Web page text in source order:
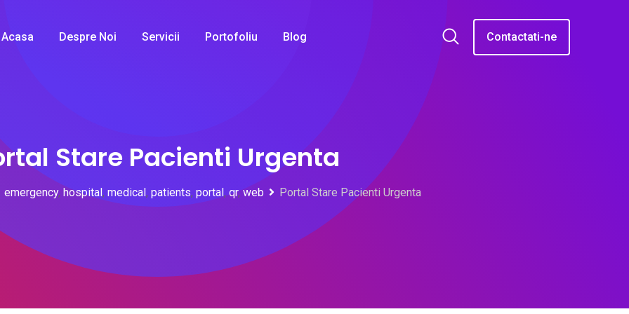
Acasa Despre Noi Servicii Portofoliu Blog Contactati-ne
Stare Pacienti Urgenta
emergency, hospital, medical, patients, portal,qr,web Portal Stare Pacienti Urgenta